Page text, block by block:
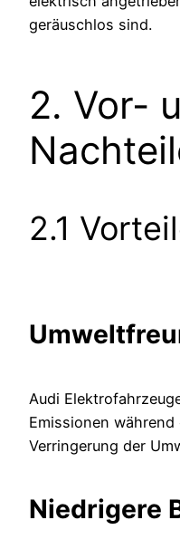
geräuschlos sind.
2. Vor-
2.1
Audi
Emissionen
Verringerung der
Niedrigere